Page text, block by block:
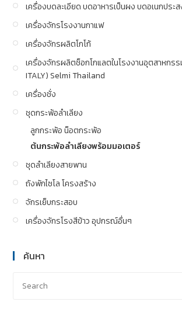
เครื่องบดละเอียด บดอาหารเป็นผง บดอเนกประ
เครื่องจักรโรงงานกาแฟ
เครื่องจักรผลิตโกโก้
เครื่องจักรผลิตช็อกโกแลตในโรงงานอุตสาหกรร
ITALY) Selmi Thailand
เครื่องชั่ง
ชุดกระพ้อลำเลียง
ลูกกระพ้อ น็อตกระพ้อ
ต้นกระพ้อลำเลียงพร้อมมอเตอร์
ชุดลำเลียงสายพาน
ถังพักไซโล โครงสร้าง
จักรเย็บกระสอบ
เครื่องจักรโรงสีข้าว อุปกรณ์อื่นๆ
ค้นหา